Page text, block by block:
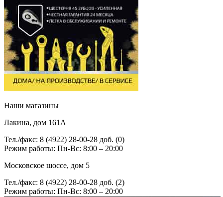
Наши магазины
Лакина, дом 161А
Тел./факс: 8 (4922) 28-00-28 доб. (0)
Режим работы: Пн-Вс: 8:00 – 20:00
Московское шоссе, дом 5
Тел./факс: 8 (4922) 28-00-28 доб. (2)
Режим работы: Пн-Вс: 8:00 – 20:00